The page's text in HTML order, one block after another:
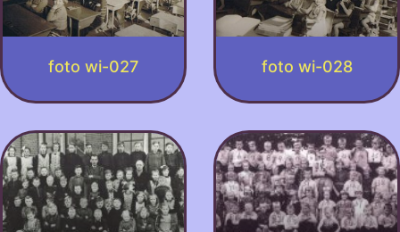
foto wi-027 foto wi-028